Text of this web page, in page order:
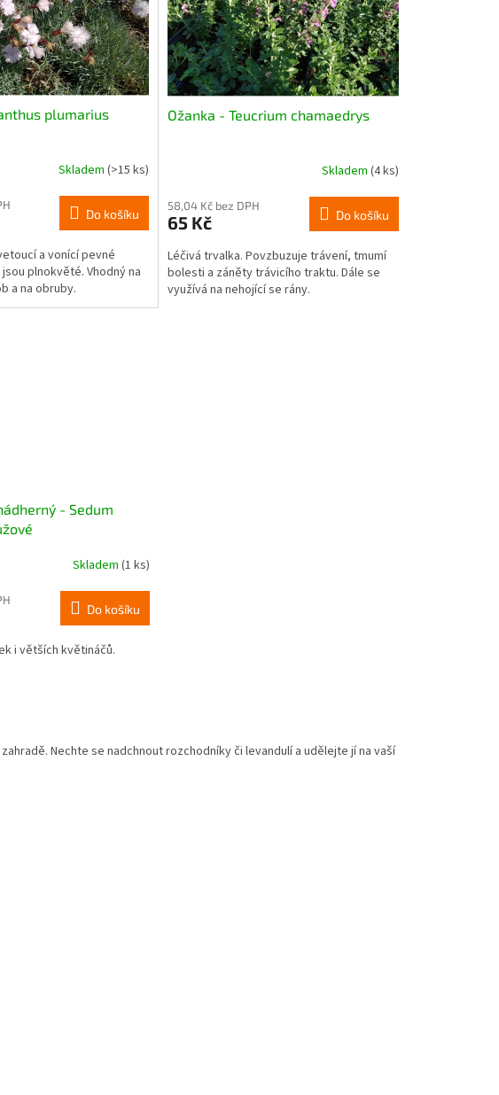
plumarius
Skladem (>15 ks)
Do košíku
a vonící pevné
plnokvěté. Vhodný na
a na obruby.
Ožanka - Teucrium chamaedrys
Skladem (4 ks)
58,04 Kč bez DPH
65 Kč Do košíku
Léčivá trvalka. Povzbuzuje trávení, tmumí
bolesti a záněty trávicího traktu. Dále se
využívá na nehojící se rány.
- Sedum
Skladem (1 ks)
Do košíku
i větších květináčů.
v
l Nechte se nadchnout rozchodníky či levandulí a udělejte jí na vaší